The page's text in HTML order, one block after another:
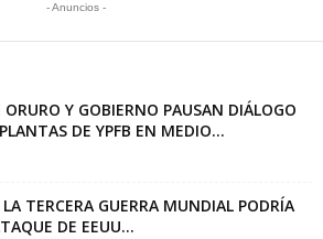
- Anuncios -
Y GOBIERNO PAUSAN DIÁLOGO
DE YPFB EN MEDIO...
TERCERA GUERRA MUNDIAL PODRÍA
DE EEUU...